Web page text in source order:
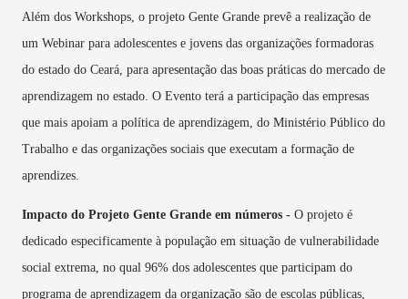
Além dos Workshops, o projeto Gente Grande prevê a realização de
um Webinar para adolescentes e jovens das organizações formadoras
do estado do Ceará, para apresentação das boas práticas do mercado de
aprendizagem no estado. O Evento terá a participação das empresas
que mais apoiam a política de aprendizagem, do Ministério Público do
Trabalho e das organizações sociais que executam a formação de
aprendizes.
Impacto do Projeto Gente Grande em números - O projeto é
dedicado especificamente à população em situação de vulnerabilidade
social extrema, no qual 96% dos adolescentes que participam do
programa de aprendizagem da organização são de escolas públicas,